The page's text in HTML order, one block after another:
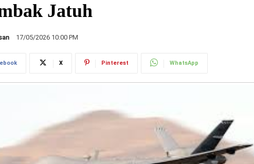
Jatuh
17/05/2026 10:00 PM
X Pinterest WhatsApp